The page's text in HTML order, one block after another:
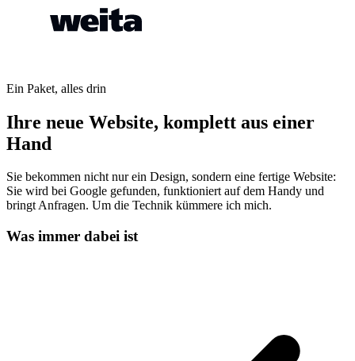
Ein Paket, alles drin
Ihre neue Website, komplett aus einer
Hand
Sie bekommen nicht nur ein Design, sondern eine fertige Website:
Sie wird bei Google gefunden, funktioniert auf dem Handy und
bringt Anfragen. Um die Technik kümmere ich mich.
Was immer dabei ist